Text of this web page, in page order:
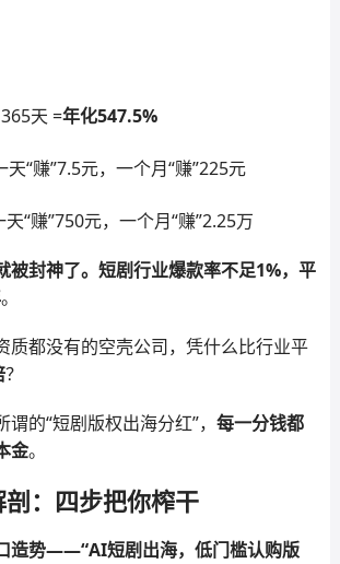
天 =年化547.5%
“赚”7.5元，一个月“赚”225元
“赚”750元，一个月“赚”2.25万
被封神了。短剧行业爆款率不足1%，平
。
质都没有的空壳公司，凭什么比行业平
？
谓的“短剧版权出海分红”， 每一分钱都
金。
：四步把你榨干
造势——“AI短剧出海，低门槛认购版